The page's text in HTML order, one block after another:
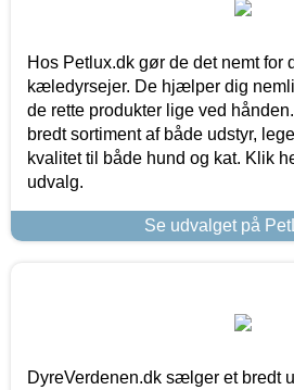
Hos Petlux.dk gør de det nemt for
kæledyrsejer. De hjælper dig
de rette produkter lige ved
bredt sortiment af både udstyr,
kvalitet til både hund og kat. Klik
udvalg.
Se udvalget på
DyreVerdenen.dk sælger et bredt